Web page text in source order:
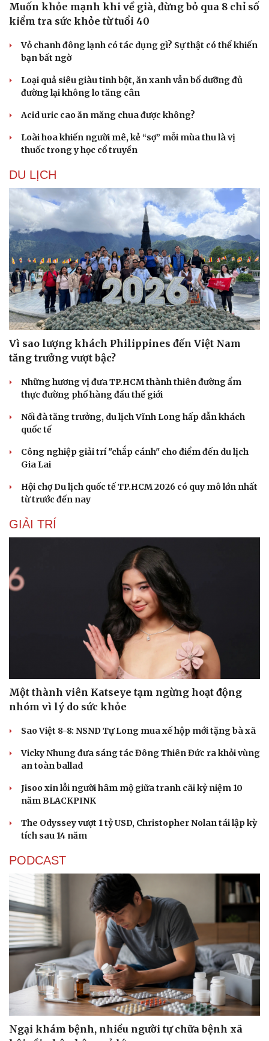
Cải chính
Muốn khỏe mạnh khi về già, đừng bỏ qua 8 chỉ số
kiểm tra sức khỏe từ tuổi 40
Vỏ chanh đông lạnh có tác dụng gì? Sự thật có thể khiến
bạn bất ngờ
Loại quả siêu giàu tinh bột, ăn xanh vẫn bổ dưỡng đủ
đường lại không lo tăng cân
Acid uric cao ăn măng chua được không?
Loài hoa khiến người mê, kẻ “sợ” mỗi mùa thu là vị
thuốc trong y học cổ truyền
DU LỊCH
Vì sao lượng khách Philippines đến Việt Nam
tăng trưởng vượt bậc?
Những hương vị đưa TP.HCM thành thiên đường ẩm
thực đường phố hàng đầu thế giới
Nối đà tăng trưởng, du lịch Vĩnh Long hấp dẫn khách
quốc tế
Công nghiệp giải trí "chắp cánh" cho điểm đến du lịch
Gia Lai
Hội chợ Du lịch quốc tế TP.HCM 2026 có quy mô lớn nhất
từ trước đến nay
GIẢI TRÍ
Một thành viên Katseye tạm ngừng hoạt động
nhóm vì lý do sức khỏe
Sao Việt 8-8: NSND Tự Long mua xế hộp mới tặng bà xã
Vicky Nhung đưa sáng tác Đông Thiên Đức ra khỏi vùng
an toàn ballad
Jisoo xin lỗi người hâm mộ giữa tranh cãi kỷ niệm 10
năm BLACKPINK
The Odyssey vượt 1 tỷ USD, Christopher Nolan tái lập kỳ
tích sau 14 năm
PODCAST
Ngại khám bệnh, nhiều người tự chữa bệnh xã